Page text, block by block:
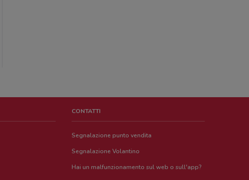
CONTATTI
Segnalazione punto vendita
Segnalazione Volantino
Hai un malfunzionamento sul web o sull'app?